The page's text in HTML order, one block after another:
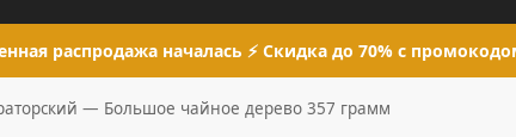
распродажа началась ⚡ Скидка до 70% с
— Большое чайное дерево 357 грамм